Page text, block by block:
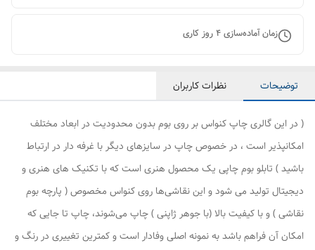
زمان آماده‌سازی4روز کاری
توضیحات نظرات کاربران
( در این گالری چاپ کنواس بر روی بوم بدون محدودیت در ابعاد مختلف
امکانپذیر است ، در خصوص چاپ در سایزهای دیگر با غرفه دار در ارتباط
باشید ) تابلو بوم چاپی یک محصول هنری است که با تکنیک های هنری و
دیجیتال تولید می شود و این نقاشی‌ها روی کنواس مخصوص ( پارچه بوم
نقاشی ) و با کیفیت بالا (با جوهر ژاپنی ) چاپ می‌شوند، چاپ تا جایی که
امکان آن فراهم باشد به نمونه اصلی وفادار است و کمترین تغییری در رنگ و